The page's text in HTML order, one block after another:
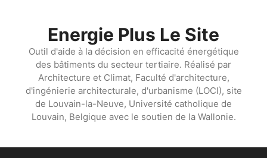
Energie Plus Le Site
Outil d'aide à la décision en efficacité énergétique
des bâtiments du secteur tertiaire. Réalisé par
Architecture et Climat, Faculté d'architecture,
d'ingénierie architecturale, d'urbanisme (LOCI), site
de Louvain-la-Neuve, Université catholique de
Louvain, Belgique avec le soutien de la Wallonie.